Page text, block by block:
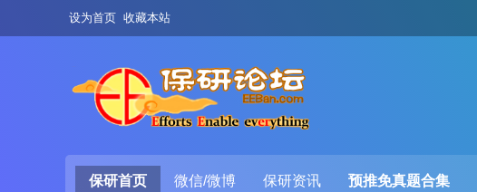
设为首页 收藏本站
保研首页 微信/微博 保研资讯 预推免真题合集